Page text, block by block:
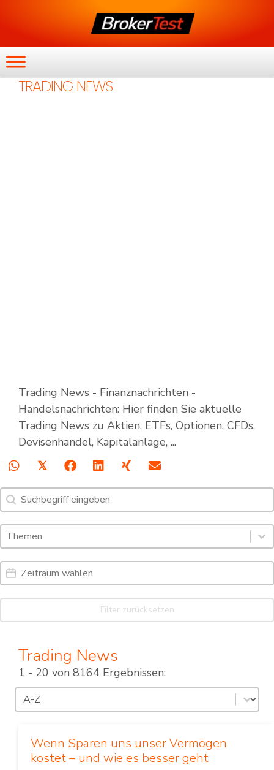
TRADING NEWS
Trading News - Finanznachrichten -
Handelsnachrichten: Hier finden Sie aktuelle
Trading News zu Aktien, ETFs, Optionen, CFDs,
Devisenhandel, Kapitalanlage, ...
𝕏
Suche
Search content
Schlagworte: Trading News & Webinare
Select content
Select content
Date Range
Date
Filter zurücksetzen
Trading News
1 - 20 von 8164 Ergebnissen:
Sortierung
Sort content
Wenn Sparen uns unser Vermögen
kostet – und wie es besser geht